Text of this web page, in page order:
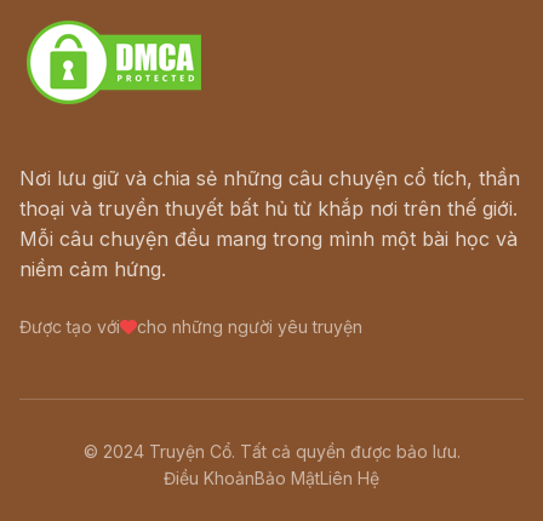
Nơi lưu giữ và chia sẻ những câu chuyện cổ tích, thần
thoại và truyền thuyết bất hủ từ khắp nơi trên thế giới.
Mỗi câu chuyện đều mang trong mình một bài học và
niềm cảm hứng.
Được tạo với cho những người yêu truyện
© 2024 Truyện Cổ. Tất cả quyền được bảo lưu.
Điều KhoảnBảo MậtLiên Hệ